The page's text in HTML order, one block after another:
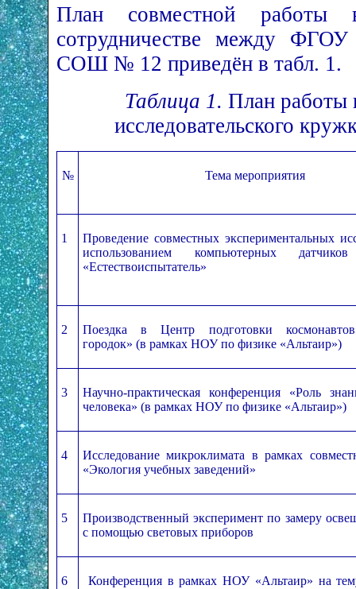
План совместной
сотрудничестве между
СОШ № 12 приведён в табл. 1.
Таблица 1. План работы
исследовательского
№ Тема мероприятия
1
Проведение совместных экспериментальных
использованием компьютерных
«Естество­испытатель»
2
Поездка в Центр подготовки
городок» (в рамках НОУ по физике «Альтаир»)
3
Научно-практическая конференция «Роль
человека» (в рамках НОУ по физике «Альтаир»)
4
Исследование микроклимата в рамках
«Экология учебных заведений»
5
Производственный эксперимент по замеру
с помощью световых приборов
6
Конференция в рамках НОУ «Альтаир» на